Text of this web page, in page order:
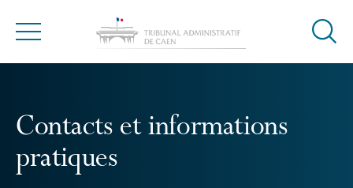
Menu
Ouvrir
Contacts et informations
pratiques